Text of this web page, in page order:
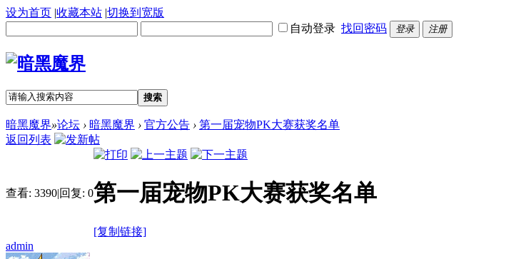
设为首页 |收藏本站 |切换到宽版
自动登录 找回密码 登录 注册
搜索
暗黑魔界»论坛 › 暗黑魔界 › 官方公告 › 第一届宠物PK大赛获奖名单
返回列表
查看: 3390|回复: 0第一届宠物PK大赛获奖名单
[复制链接]
admin